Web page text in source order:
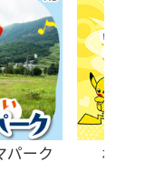
パーク ポケモ